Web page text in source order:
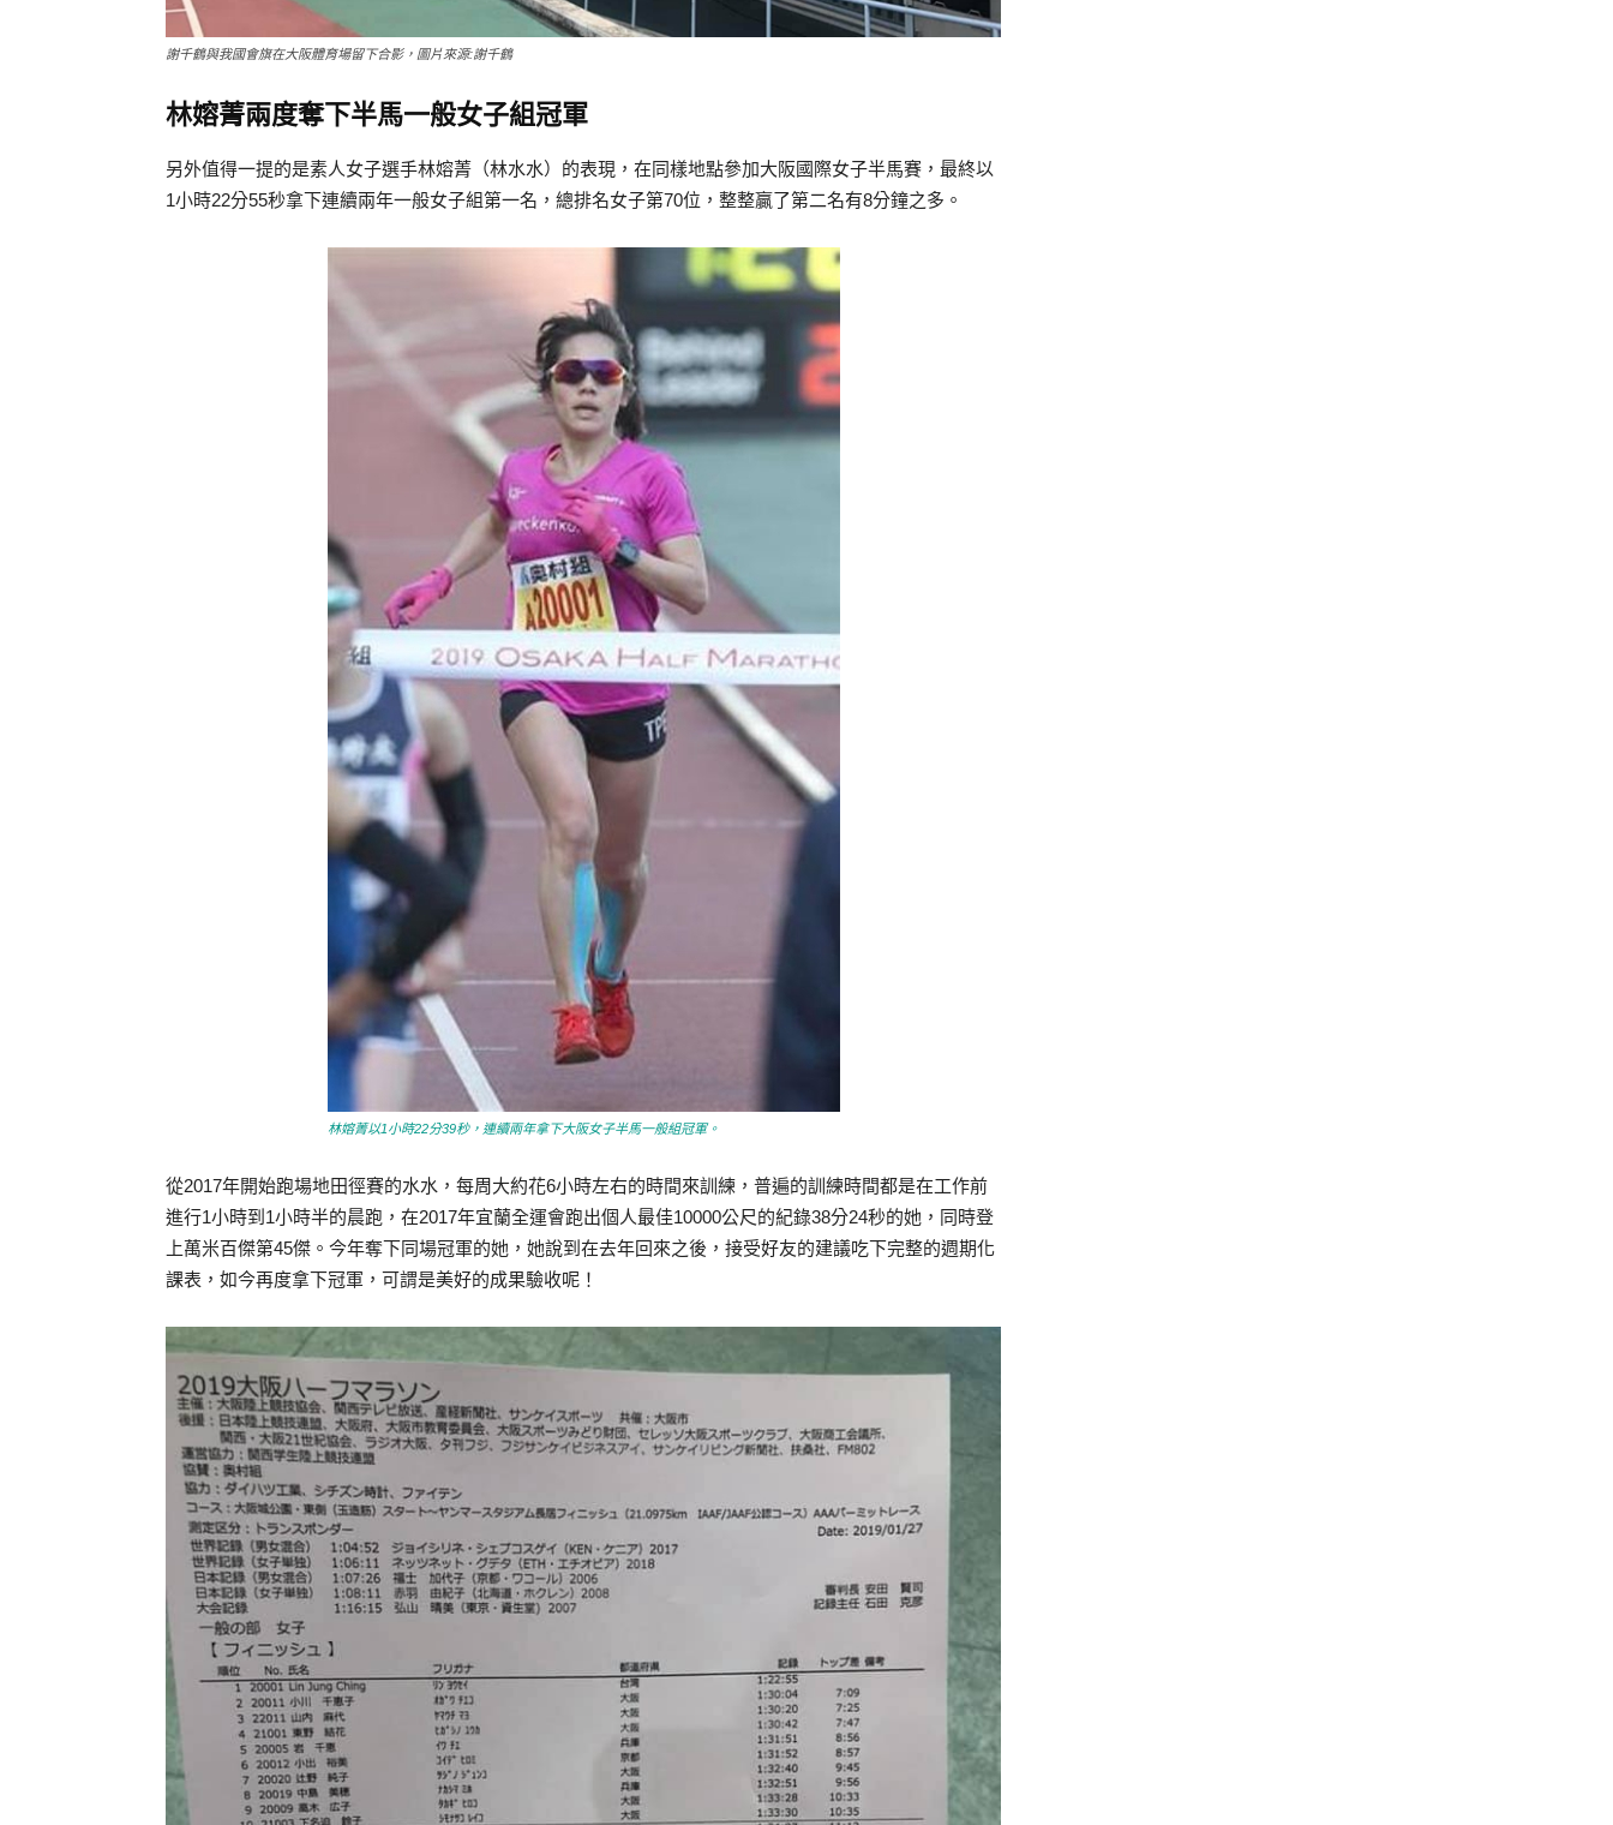
謝千鶴與我國會旗在大阪體育場留下合影，圖片來源:謝千鶴
林嫆菁兩度奪下半馬一般女子組冠軍
另外值得一提的是素人女子選手林嫆菁（林水水）的表現，在同樣地點參加大阪國際女子半馬賽，最終以
1小時22分55秒拿下連續兩年一般女子組第一名，總排名女子第70位，整整贏了第二名有8分鐘之多。
林嫆菁以1小時22分39秒，連續兩年拿下大阪女子半馬一般組冠軍。
從2017年開始跑場地田徑賽的水水，每周大約花6小時左右的時間來訓練，普遍的訓練時間都是在工作前
進行1小時到1小時半的晨跑，在2017年宜蘭全運會跑出個人最佳10000公尺的紀錄38分24秒的她，同時登
上萬米百傑第45傑。今年奪下同場冠軍的她，她說到在去年回來之後，接受好友的建議吃下完整的週期化
課表，如今再度拿下冠軍，可謂是美好的成果驗收呢！